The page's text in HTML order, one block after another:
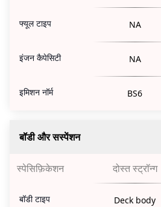
फ्यूल टाइप NA
इंजन कैपेसिटी NA
इमिशन नॉर्म BS6
बॉडी और सस्पेंशन
स्पेसिफ़िकेशन दोस्त स्ट्रॉन्ग
बॉडी टाइप Deck body